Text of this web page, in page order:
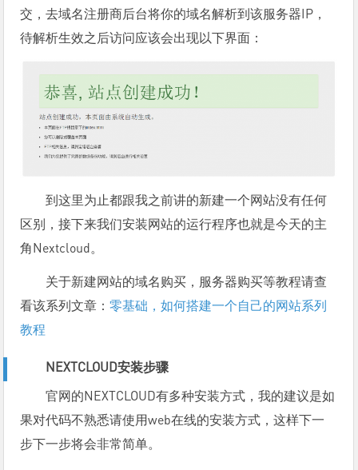
交，去域名注册商后台将你的域名解析到该服务器IP，
待解析生效之后访问应该会出现以下界面：
到这里为止都跟我之前讲的新建一个网站没有任何
区别，接下来我们安装网站的运行程序也就是今天的主
角Nextcloud。
关于新建网站的域名购买，服务器购买等教程请查
看该系列文章：零基础，如何搭建一个自己的网站系列
教程
NEXTCLOUD安装步骤
官网的NEXTCLOUD有多种安装方式，我的建议是如
果对代码不熟悉请使用web在线的安装方式，这样下一
步下一步将会非常简单。